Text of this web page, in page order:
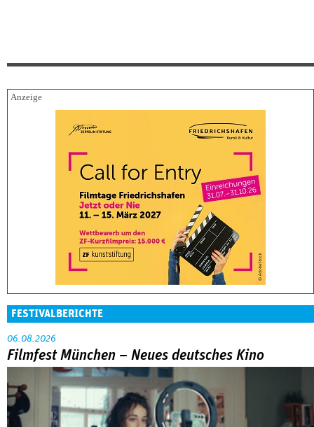
FESTIVALBERICHTE
06.08.2026
Filmfest München – Neues deutsches Kino